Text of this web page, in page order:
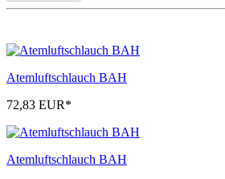
Atemluftschlauch BAH
72,83 EUR*
Atemluftschlauch BAH